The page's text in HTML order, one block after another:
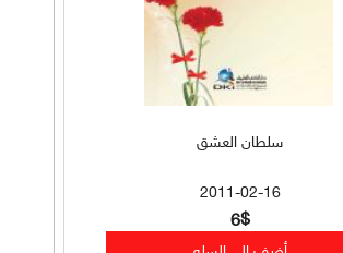
سلطان العشق
2011-02-16
6$